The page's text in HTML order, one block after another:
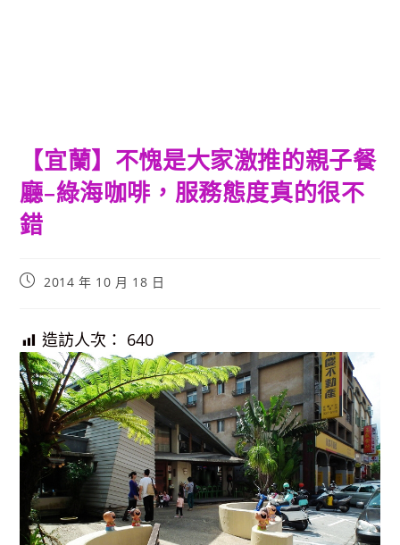
【宜蘭】不愧是大家激推的親子餐
廳–綠海咖啡，服務態度真的很不
錯
Post2014 年 10 月 18 日
造訪人次： 640